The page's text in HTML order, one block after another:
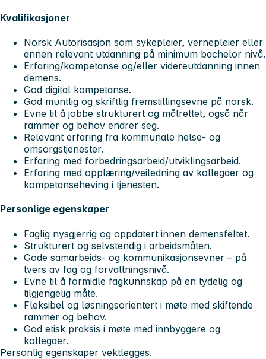
Kvalifikasjoner
Norsk Autorisasjon som sykepleier, vernepleier eller
annen relevant utdanning på minimum bachelor nivå.
Erfaring/kompetanse og/eller videreutdanning innen
demens.
God digital kompetanse.
God muntlig og skriftlig fremstillingsevne på norsk.
Evne til å jobbe strukturert og målrettet, også når
rammer og behov endrer seg.
Relevant erfaring fra kommunale helse- og
omsorgstjenester.
Erfaring med forbedringsarbeid/utviklingsarbeid.
Erfaring med opplæring/veiledning av kollegaer og
kompetanseheving i tjenesten.
Personlige egenskaper
Faglig nysgjerrig og oppdatert innen demensfeltet.
Strukturert og selvstendig i arbeidsmåten.
Gode samarbeids- og kommunikasjonsevner – på
tvers av fag og forvaltningsnivå.
Evne til å formidle fagkunnskap på en tydelig og
tilgjengelig måte.
Fleksibel og løsningsorientert i møte med skiftende
rammer og behov.
God etisk praksis i møte med innbyggere og
kollegaer.
Personlig egenskaper vektlegges.